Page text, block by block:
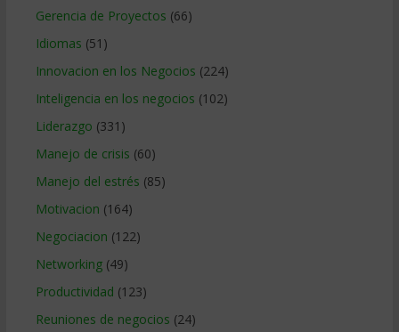
Gerencia de Proyectos (66)
Idiomas (51)
Innovacion en los Negocios (224)
Inteligencia en los negocios (102)
Liderazgo (331)
Manejo de crisis (60)
Manejo del estrés (85)
Motivacion (164)
Negociacion (122)
Networking(49)
Productividad (123)
Reuniones de negocios (24)